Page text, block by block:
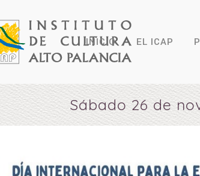
INICIO EL ICAP
Sábado 26 de